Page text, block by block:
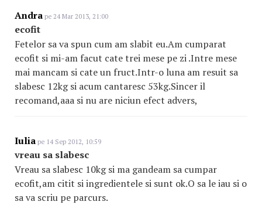
Andra pe 24 Mar 2013, 21:00
ecofit
Fetelor sa va spun cum am slabit eu.Am cumparat
ecofit si mi-am facut cate trei mese pe zi .Intre mese
mai mancam si cate un fruct.Intr-o luna am resuit sa
slabesc 12kg si acum cantaresc 53kg.Sincer il
recomand,aaa si nu are niciun efect advers,
Iulia pe 14 Sep 2012, 10:59
vreau sa slabesc
Vreau sa slabesc 10kg si ma gandeam sa cumpar
ecofit,am citit si ingredientele si sunt ok.O sa le iau si o
sa va scriu pe parcurs.